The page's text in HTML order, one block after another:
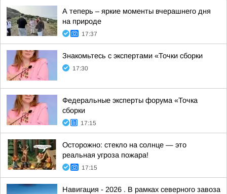
А теперь – яркие моменты вчерашнего дня
на природе
17:37
Знакомьтесь с экспертами «Точки сборки
17:30
Федеральные эксперты форума «Точка
сборки
17:15
Осторожно: стекло на солнце — это
реальная угроза пожара!
17:15
Навигация - 2026 . В рамках северного завоза